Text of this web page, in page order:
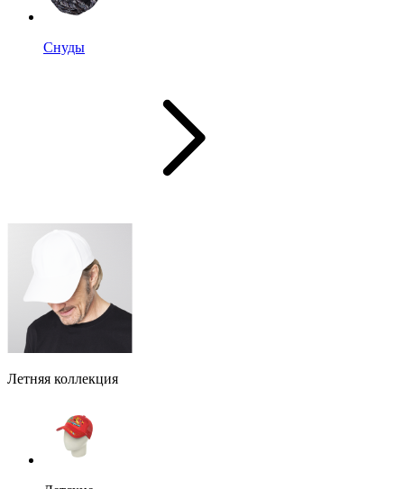
Снуды
Летняя коллекция